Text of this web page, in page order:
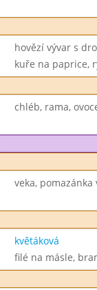
hovězí vývar s
kuře na paprice,
chléb, rama,
veka,
květáková
filé na másle,